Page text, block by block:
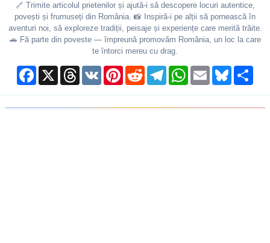
🔗 Trimite articolul prietenilor și ajută-i să descopere locuri autentice,
povești și frumuseți din România. 📸 Inspiră-i pe alții să pornească în
aventuri noi, să exploreze tradiții, peisaje și experiențe care merită trăite.
🚗 Fă parte din poveste — împreună promovăm România, un loc la care
te întorci mereu cu drag.
Facebook
X ThreadsVK PinterestReddit TelegramWhatsApp
Email Bluesky